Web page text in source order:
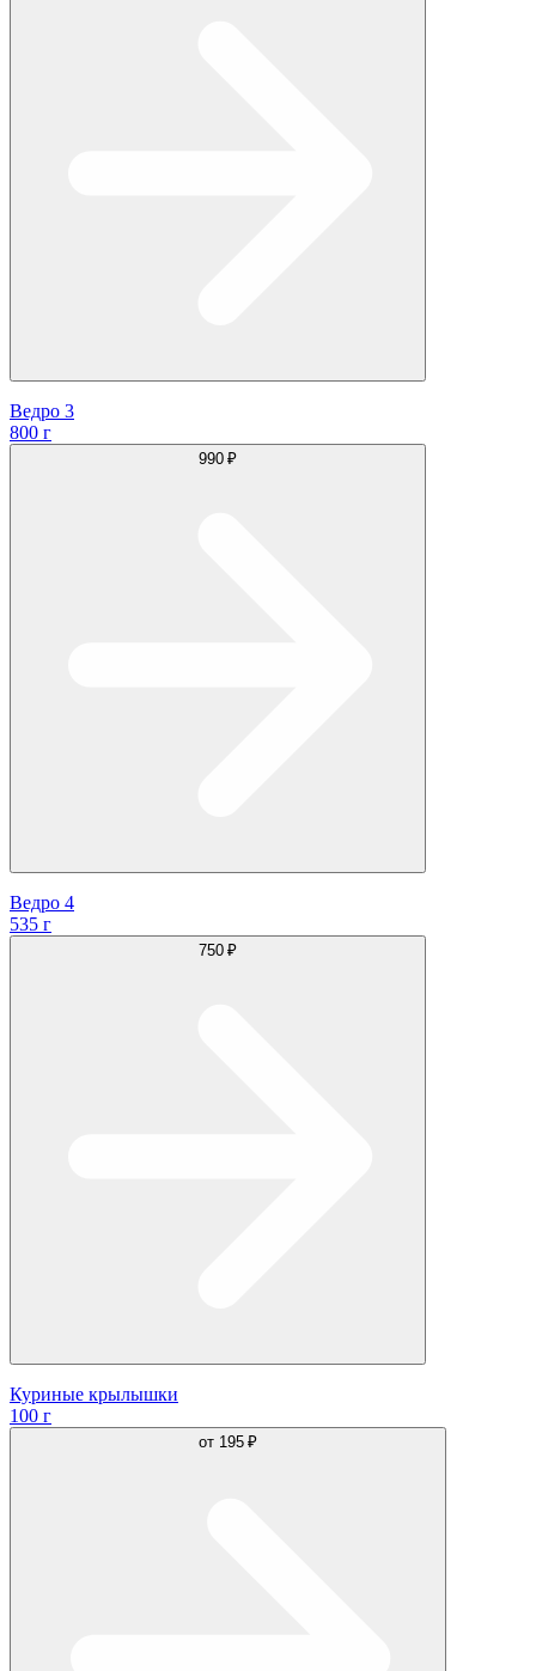
Ведро 3
800 г
990 ₽
Ведро 4
535 г
750 ₽
Куриные крылышки
100 г
от 195 ₽